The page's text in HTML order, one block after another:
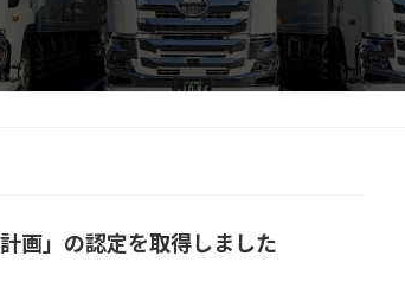
画」の認定を取得しました